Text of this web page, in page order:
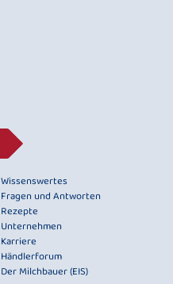
Wissenswertes
Fragen und Antworten
Rezepte
Unternehmen
Karriere
Händlerforum
Der Milchbauer (EIS)